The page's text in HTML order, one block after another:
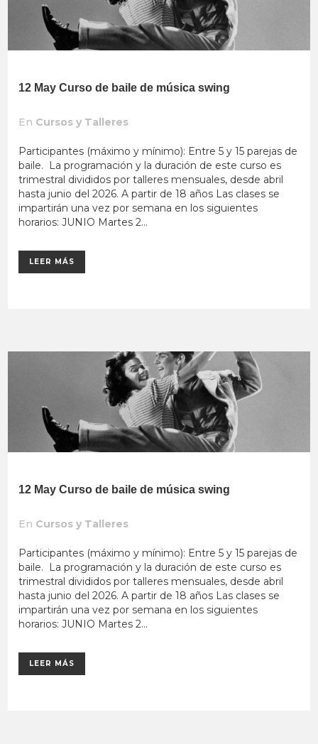
12 May Curso de baile de música swing
En Cursos y Talleres
Participantes (máximo y mínimo): Entre 5 y 15 parejas de
baile. La programación y la duración de este curso es
trimestral divididos por talleres mensuales, desde abril
hasta junio del 2026. A partir de 18 años Las clases se
impartirán una vez por semana en los siguientes
horarios: JUNIO Martes 2...
LEER MÁS
12 May Curso de baile de música swing
En Cursos y Talleres
Participantes (máximo y mínimo): Entre 5 y 15 parejas de
baile. La programación y la duración de este curso es
trimestral divididos por talleres mensuales, desde abril
hasta junio del 2026. A partir de 18 años Las clases se
impartirán una vez por semana en los siguientes
horarios: JUNIO Martes 2...
LEER MÁS